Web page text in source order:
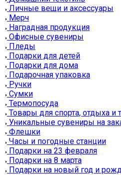
Личные вещи и аксессуары
Мерч
Наградная продукция
Офисные сувениры
Пледы
Подарки для детей
Подарки для дома
Подарочная упаковка
Ручки
Сумки
Термопосуда
Товары для спорта, отдыха и
Уникальные сувениры на
Флешки
Часы и погодные станции
Подарки на 23 февраля
Подарки на 8 марта
Подарки на новый год и